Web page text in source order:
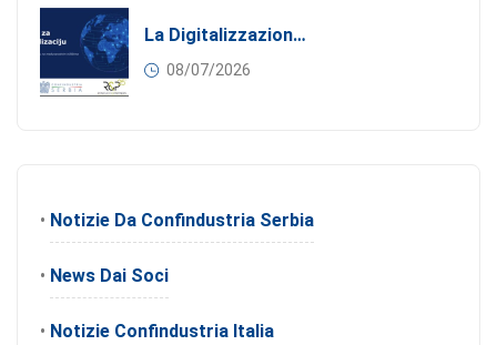
La Digitalizzazione Come Motore Dell’internazionalizzazione
08/07/2026
• Notizie Da Confindustria Serbia
• News Dai Soci
• Notizie Confindustria Italia